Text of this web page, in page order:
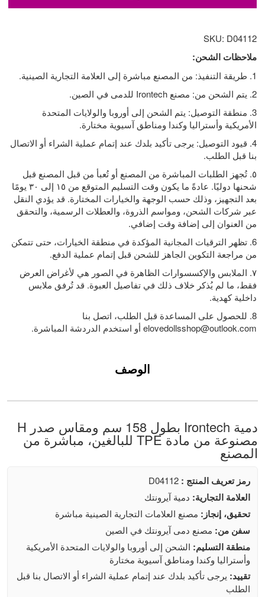
SKU: D04112
ملاحظات الشحن:
1. طريقة التنفيذ: من المصنع مباشرة إلى العلامة التجارية الصينية.
2. يتم الشحن من: مصنع Irontech للدمى في الصين.
3. منطقة التوصيل: يتم الشحن إلى أوروبا والولايات المتحدة
الأمريكية وأستراليا وكندا ومناطق آسيوية مختارة.
4. قيود التوصيل: يرجى تأكيد بلدك عند إتمام عملية الشراء أو الاتصال
بنا قبل الطلب.
٥. تُجهز الطلبات المباشرة من المصنع أو تُعبأ من قبل المصنع قبل
شحنها دوليًا. عادةً ما يكون وقت التسليم المتوقع من ١٥ إلى ٣٠ يومًا
بعد التجهيز، وذلك حسب الوجهة والخيارات المختارة. قد يؤدي النقل
عبر شركات الشحن، ومواسم الذروة، والعطلات الرسمية، والتحقق
من العنوان إلى إضافة وقت إضافي.
6. تظهر الترقيات المجانية المؤكدة في منطقة الخيارات، حتى تتمكن
من مراجعة التكوين الجاهز للشحن قبل إتمام عملية الدفع.
٧. الملابس والإكسسوارات الظاهرة في الصور هي لأغراض العرض
فقط، ما لم يُذكر خلاف ذلك في تفاصيل العبوة. قد تُرفق ملابس
داخلية كهدية.
8. للحصول على المساعدة قبل الطلب، اتصل بنا
elovedollsshop@outlook.comأو استخدم الدردشة المباشرة.
الوصف
دمية Irontech بطول 158 سم ومقاس صدر H
مصنوعة من مادة TPE للبالغين، مباشرة من
المصنع
رمز تعريف المنتج :
العلامة التجارية: دمية آيرونتك
تحقيق، إنجاز: مصنع العلامات التجارية الصينية مباشرة
سفن من: مصنع دمى آيرونتك في الصين
منطقة التسليم: الشحن إلى أوروبا والولايات المتحدة الأمريكية
وأستراليا وكندا ومناطق آسيوية مختارة
تقييد: يرجى تأكيد بلدك عند إتمام عملية الشراء أو الاتصال بنا قبل
الطلب